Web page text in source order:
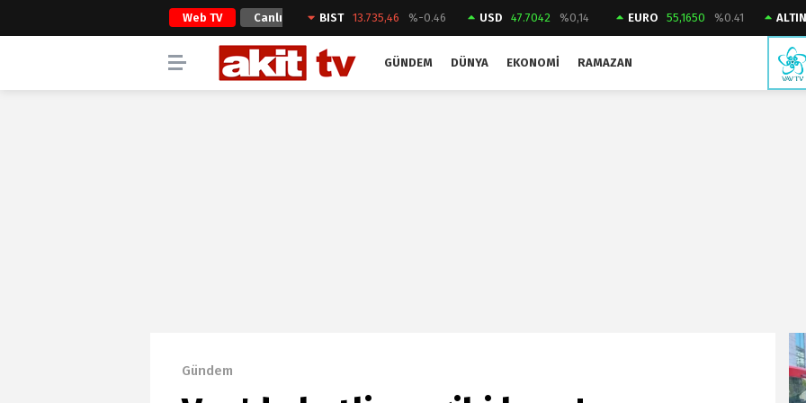
Web TV Canlı
Yayın
BIST 13.735,46 %-0.46 USD 47.7042 %0,14 EURO 55,1650 %0.41 ALTIN
GÜNDEM DÜNYA EKONOMI RAMAZAN
Gündem